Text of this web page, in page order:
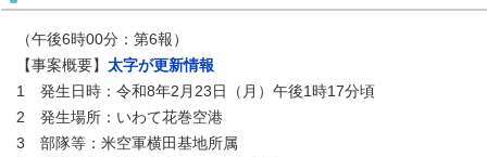
（午後6時00分：第6報）
【事案概要】 太字が更新情報
1 発生日時：令和8年2月23日（月）午後1時17分頃
2 発生場所：いわて花巻空港
3 部隊等：米空軍横田基地所属